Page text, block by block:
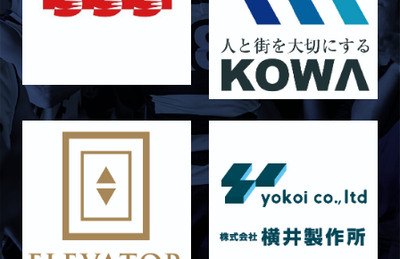
2026/06/26
STAFF blog
【Rits Familyのバトン】vol. 2 稲西輝紀
STAFF blog
2026/06/19
STAFF blog
6月20日 花園大学
2026/06/16
STAFF blog
6月14日 島津製作所
2026/06/16
6月13日 名城大学